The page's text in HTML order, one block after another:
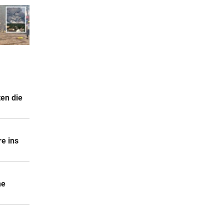
die
ins